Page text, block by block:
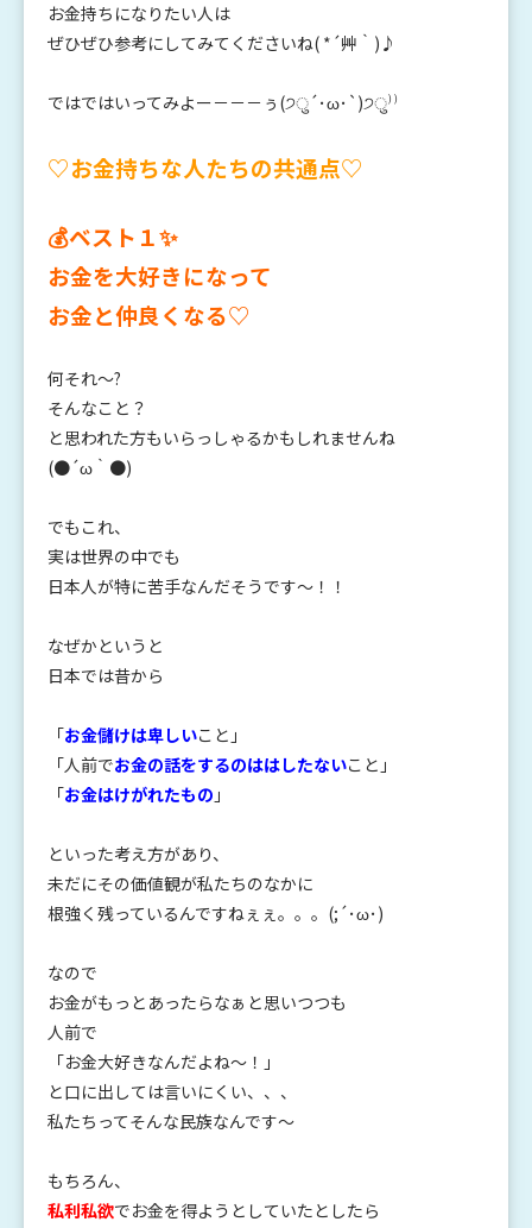
お金持ちになりたい人は
ぜひぜひ参考にしてみてくださいね( *´艸｀)♪
ではではいってみよー－－－ぅ(੭ु´･ω･`)੭ु⁾⁾
♡お金持ちな人たちの共通点♡
💰ベスト１✨
お金を大好きになって
お金と仲良くなる♡
何それ～?
そんなこと？
と思われた方もいらっしゃるかもしれませんね
(●´ω｀●)
でもこれ、
実は世界の中でも
日本人が特に苦手なんだそうです～！！
なぜかというと
日本では昔から
「お金儲けは卑しいこと」
「人前でお金の話をするのははしたないこと」
「お金はけがれたもの 」
といった考え方があり、
未だにその価値観が私たちのなかに
根強く残っているんですねぇぇ。。。(;´･ω･)
なので
お金がもっとあったらなぁと思いつつも
人前で
「お金大好きなんだよね～！」
と口に出しては言いにくい、、、
私たちってそんな民族なんです～
もちろん、
私利私欲でお金を得ようとしていたとしたら